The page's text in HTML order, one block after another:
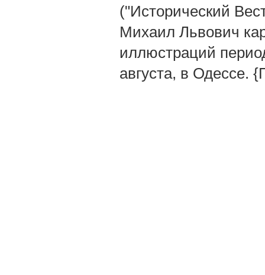
("Исторический
Михаил Львович
иллюстраций
августа, в Одессе.